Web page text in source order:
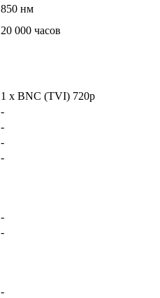
850 нм
20 000 часов
1 x BNC (TVI) 720p
-
-
-
-
-
-
-